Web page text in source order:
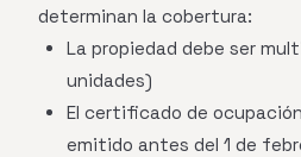
determinan la cobertura:
La propiedad debe ser
unidades)
El certificado de
emitido antes del 1 de